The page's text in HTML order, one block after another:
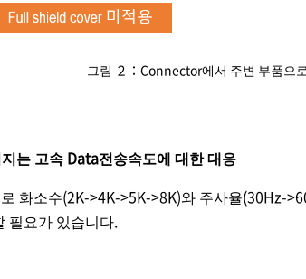
그림 ２：Connector에서 주변 부품으
는 고속 Data전송속도에 대한 대응
화소수(2K->4K->5K->8K)와 주사율(30Hz-
필요가 있습니다.